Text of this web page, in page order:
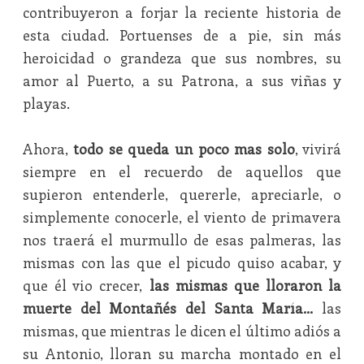
contribuyeron a forjar la reciente historia de
esta ciudad. Portuenses de a pie, sin más
heroicidad o grandeza que sus nombres, su
amor al Puerto, a su Patrona, a sus viñas y
playas.
Ahora,todo se queda un poco mas solo, vivirá
siempre en el recuerdo de aquellos que
supieron entenderle, quererle, apreciarle, o
simplemente conocerle, el viento de primavera
nos traerá el murmullo de esas palmeras, las
mismas con las que el picudo quiso acabar, y
que él vio crecer, las mismas que lloraron la
muerte del Montañés del Santa María… las
mismas, que mientras le dicen el último adiós a
su Antonio, lloran su marcha montado en el